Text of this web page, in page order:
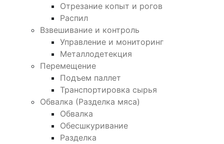
Отрезание копыт и рогов
Распил
Взвешивание и контроль
Управление и мониторинг
Металлодетекция
Перемещение
Подъем паллет
Транспортировка сырья
Обвалка (Разделка мяса)
Обвалка
Обесшкуривание
Разделка